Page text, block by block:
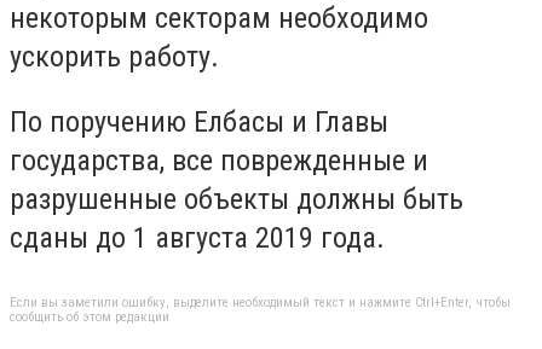
некоторым секторам необходимо
ускорить работу.
По поручению Елбасы и Главы
государства, все поврежденные и
разрушенные объекты должны быть
сданы до 1 августа 2019 года.
Если вы заметили ошибку, выделите необходимый текст и нажмите Ctrl+Enter, чтобы
сообщить об этом редакции